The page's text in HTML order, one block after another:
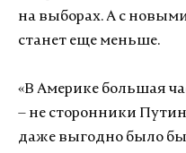
на выборах. А с
станет еще меньше.
«В Америке большая
– не сторонники
даже выгодно было